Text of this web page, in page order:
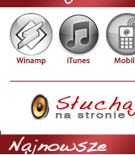
Najnowsze